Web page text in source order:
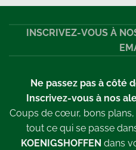
INSCRIVEZ-VOUS À
Ne passez pas à côté
Inscrivez-vous à nos
Coups de cœur, bons plans,
tout ce qui se passe
KOENIGSHOFFEN dans